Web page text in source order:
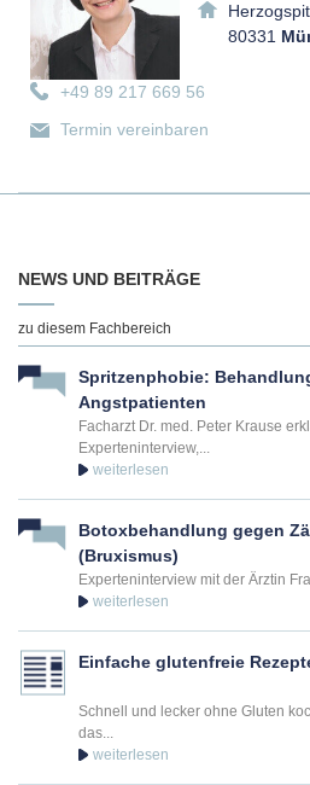
80331
+49 89 217 669 56
Termin vereinbaren
NEWS UND BEITRÄGE
zu diesem Fachbereich
Spritzenphobie:
Angstpatienten
Facharzt Dr. med. Peter Krause
Experteninterview,...
Botoxbehandlung gegen
(Bruxismus)
Experteninterview mit der Ärztin
Einfache glutenfreie
Schnell und lecker ohne Gluten
das...